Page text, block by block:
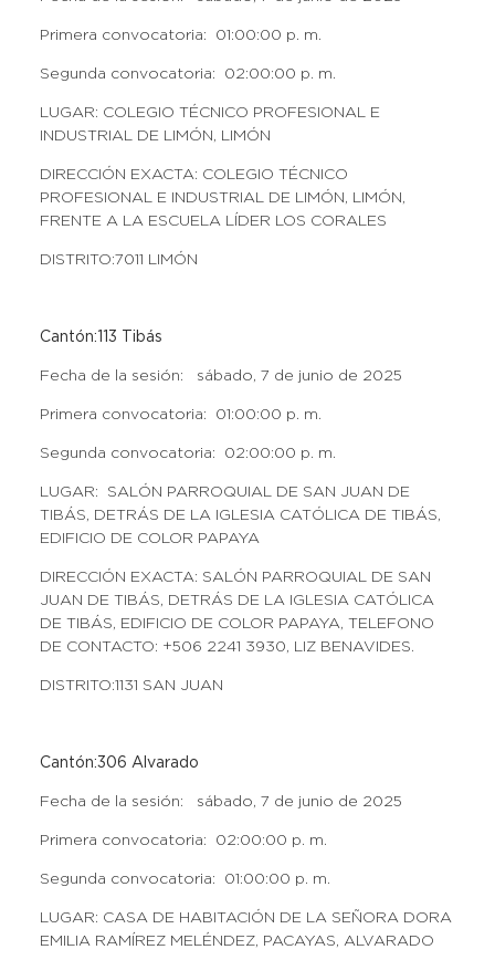
Primera convocatoria: 01:00:00 p. m.
Segunda convocatoria: 02:00:00 p. m.
LUGAR: COLEGIO TÉCNICO PROFESIONAL E
INDUSTRIAL DE LIMÓN, LIMÓN
DIRECCIÓN EXACTA: COLEGIO TÉCNICO
PROFESIONAL E INDUSTRIAL DE LIMÓN, LIMÓN,
FRENTE A LA ESCUELA LÍDER LOS CORALES
DISTRITO:7011 LIMÓN
Cantón:113 Tibás
Fecha de la sesión: sábado, 7 de junio de 2025
Primera convocatoria: 01:00:00 p. m.
Segunda convocatoria: 02:00:00 p. m.
LUGAR: SALÓN PARROQUIAL DE SAN JUAN DE
TIBÁS, DETRÁS DE LA IGLESIA CATÓLICA DE TIBÁS,
EDIFICIO DE COLOR PAPAYA
DIRECCIÓN EXACTA: SALÓN PARROQUIAL DE SAN
JUAN DE TIBÁS, DETRÁS DE LA IGLESIA CATÓLICA
DE TIBÁS, EDIFICIO DE COLOR PAPAYA, TELEFONO
DE CONTACTO: +506 2241 3930, LIZ BENAVIDES.
DISTRITO:1131 SAN JUAN
Cantón:306 Alvarado
Fecha de la sesión: sábado, 7 de junio de 2025
Primera convocatoria: 02:00:00 p. m.
Segunda convocatoria: 01:00:00 p. m.
LUGAR: CASA DE HABITACIÓN DE LA SEÑORA DORA
EMILIA RAMÍREZ MELÉNDEZ, PACAYAS, ALVARADO